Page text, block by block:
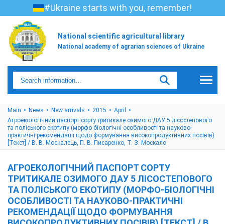
#Ukraine starts with you, remember!
National scientific agricultural library
National academy of agrarian sciences of Ukraine
Main News New arrivals 2015
April
Агроекологічний паспорт сорту тритикале озимого ДАУ 5 лісостепового
та поліського екотипу (морфо-біологічні особливості та науково-
практичні рекомендації щодо формування високопродуктивних посівів)
[Текст] / В. В. Москалець, П. В. Писаренко, Т. З. Москале
АГРОЕКОЛОГІЧНИЙ ПАСПОРТ СОРТУ
ТРИТИКАЛЕ ОЗИМОГО ДАУ 5 ЛІСОСТЕПОВОГО
ТА ПОЛІСЬКОГО ЕКОТИПУ (МОРФО-БІОЛОГІЧНІ
ОСОБЛИВОСТІ ТА НАУКОВО-ПРАКТИЧНІ
РЕКОМЕНДАЦІЇ ЩОДО ФОРМУВАННЯ